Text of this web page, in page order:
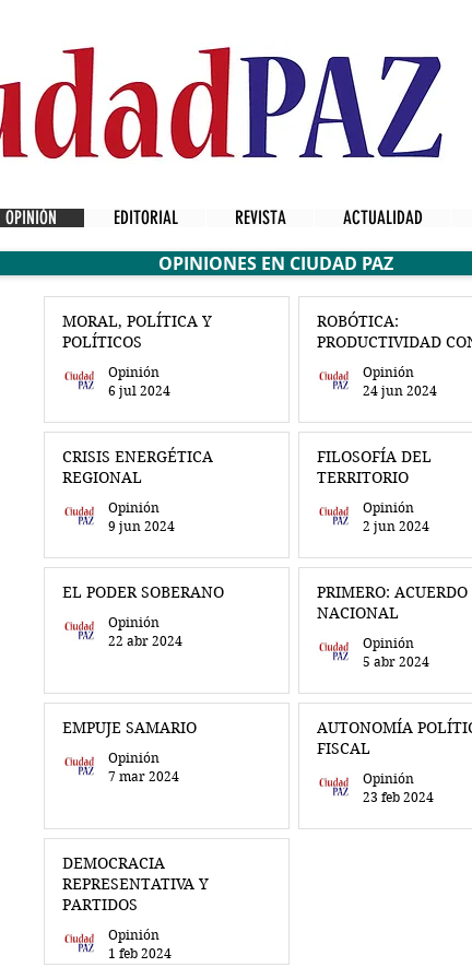
OPINIÓN EDITORIAL REVISTA ACTUALIDAD
OPINIONES EN CIUDAD PAZ
MORAL, POLÍTICA Y
POLÍTICOS
Opinión
6 jul 2024
ROBÓTICA:
PRODUCTIVIDAD
Opinión
24 jun 2024
CRISIS ENERGÉTICA
REGIONAL
Opinión
9 jun 2024
FILOSOFÍA DEL
TERRITORIO
Opinión
2 jun 2024
EL PODER SOBERANO
Opinión
22 abr 2024
PRIMERO: ACUERDO
NACIONAL
Opinión
5 abr 2024
EMPUJE SAMARIO
Opinión
7 mar 2024
AUTONOMÍA
FISCAL
Opinión
23 feb 2024
DEMOCRACIA
REPRESENTATIVA Y
PARTIDOS
Opinión
1 feb 2024